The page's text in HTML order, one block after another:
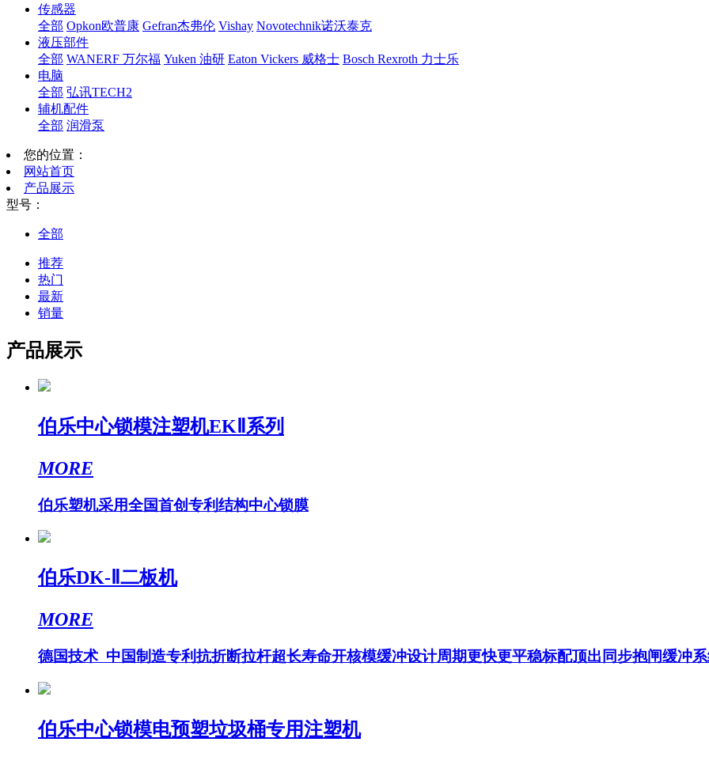
传感器
全部 Opkon欧普康 Gefran杰弗伦 Vishay Novotechnik诺沃泰克
液压部件
全部 WANERF 万尔福 Yuken 油研 Eaton Vickers 威格士 Bosch Rexroth 力士乐
电脑
全部 弘讯TECH2
辅机配件
全部 润滑泵
您的位置：
网站首页
产品展示
型号：
全部
推荐
热门
最新
销量
产品展示
伯乐中心锁模注塑机EKⅡ系列
MORE
伯乐塑机采用全国首创专利结构中心锁膜
伯乐DK-Ⅱ二板机
MORE
德国技术 中国制造专利抗折断拉杆超长寿命开核模缓冲设计周期更快更平稳标配顶出同步抱闸缓冲
伯乐中心锁模电预塑垃圾桶专用注塑机